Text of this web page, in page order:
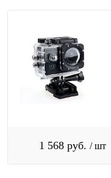
1 568 руб. / шт